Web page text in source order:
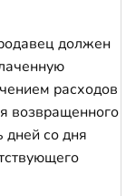
должен
расходов
возвращенного
дней со дня